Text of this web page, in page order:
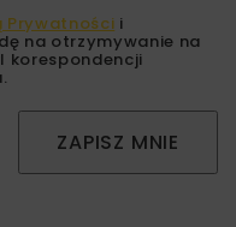
Prywatności i
na otrzymywanie na
korespondencji
ZAPISZ MNIE